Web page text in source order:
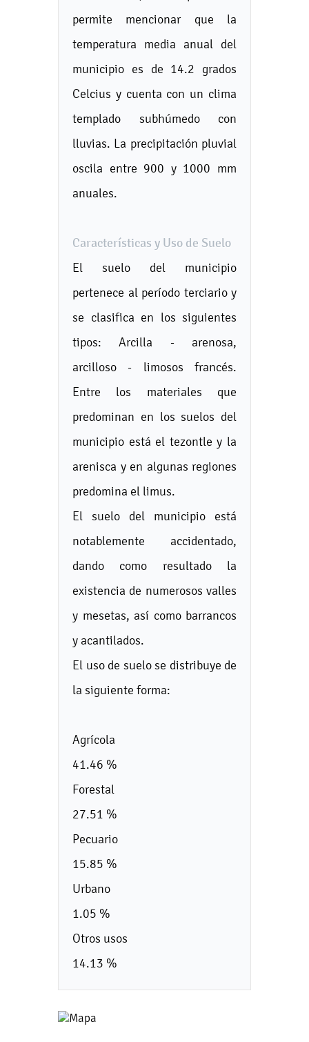
permite mencionar que la
temperatura media anual del
municipio es de 14.2 grados
Celcius y cuenta con un clima
templado subhúmedo con
lluvias. La precipitación pluvial
oscila entre 900 y 1000 mm
anuales.
Características y Uso de Suelo
El suelo del municipio
pertenece al período terciario y
se clasifica en los siguientes
tipos: Arcilla - arenosa,
arcilloso - limosos francés.
Entre los materiales que
predominan en los suelos del
municipio está el tezontle y la
arenisca y en algunas regiones
predomina el limus.
El suelo del municipio está
notablemente accidentado,
dando como resultado la
existencia de numerosos valles
y mesetas, así como barrancos
y acantilados.
El uso de suelo se distribuye de
la siguiente forma:
Agrícola
41.46 %
Forestal
27.51 %
Pecuario
15.85 %
Urbano
1.05 %
Otros usos
14.13 %